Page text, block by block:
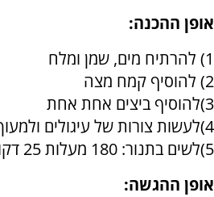
אופן ההכנה:
1) להרתיח מים, שמן ומלח
2) להוסיף קמח מצה
3)להוסיף ביצים אחת אחת
4)לעשות צורות של עיגולים ולמעוך אותם
5)לשים בתנור: 180 מעלות 25 דקות.
אופן ההגשה: